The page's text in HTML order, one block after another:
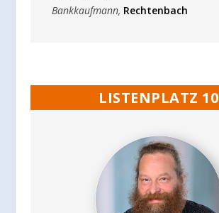
Bankkaufmann, Rechtenbach
LISTENPLATZ 10